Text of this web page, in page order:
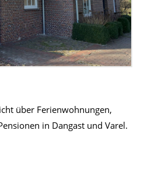
über Ferienwohnungen,
in Dangast und Varel.